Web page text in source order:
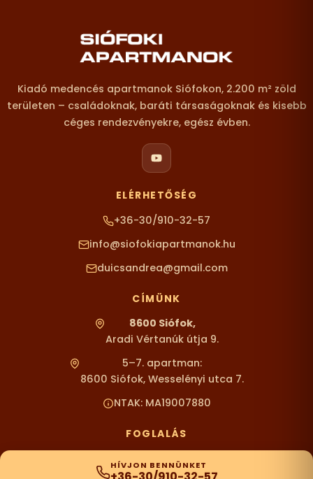
Lábléc – elérhetőségek
Kiadó medencés apartmanok Siófokon, 2.200 m² zöld
területen – családoknak, baráti társaságoknak és kisebb
céges rendezvényekre, egész évben.
ELÉRHETŐSÉG
+36-30/910-32-57
info@siofokiapartmanok.hu
duicsandrea@gmail.com
CÍMÜNK
8600 Siófok,
Aradi Vértanúk útja 9.
5–7. apartman:
8600 Siófok, Wesselényi utca 7.
NTAK: MA19007880
FOGLALÁS
HÍVJON BENNÜNKET